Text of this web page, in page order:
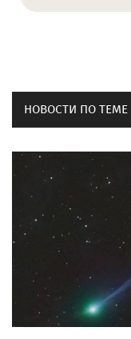
НОВОСТИ ПО ТЕМЕ